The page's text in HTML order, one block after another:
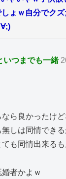
ょｗ自分でク
いつまでも一緒
ら良かったけど
しは同情できる
ても同情出来る
者かよｗ